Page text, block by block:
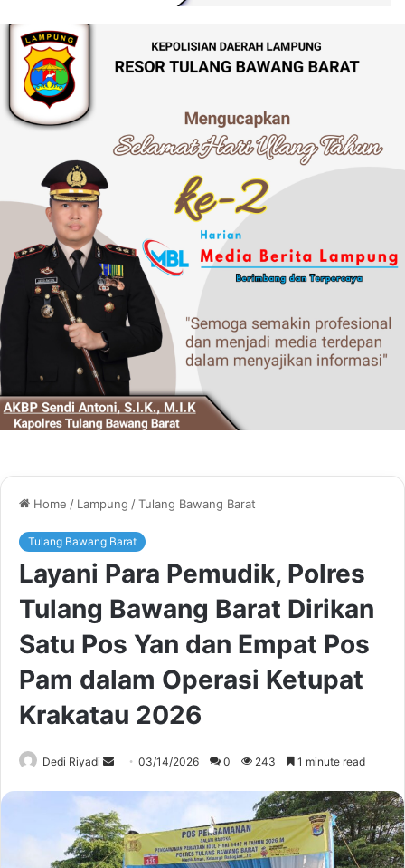
Home / Lampung /Tulang Bawang Barat
Tulang Bawang Barat
Layani Para Pemudik, Polres
Tulang Bawang Barat Dirikan
Satu Pos Yan dan Empat Pos
Pam dalam Operasi Ketupat
Krakatau 2026
Dedi Riyadi
Send
email
03/14/2026 0 243 1 minute read